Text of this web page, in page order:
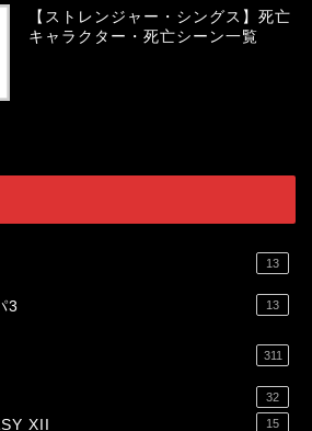
【ストレンジャー・シングス】死亡
キャラクター・死亡シーン一覧
13
3 13
311
32
XII 15